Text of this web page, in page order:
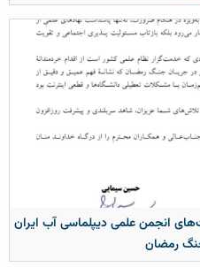
انجمن علمی دیپلماسی آب ایران
رمضان